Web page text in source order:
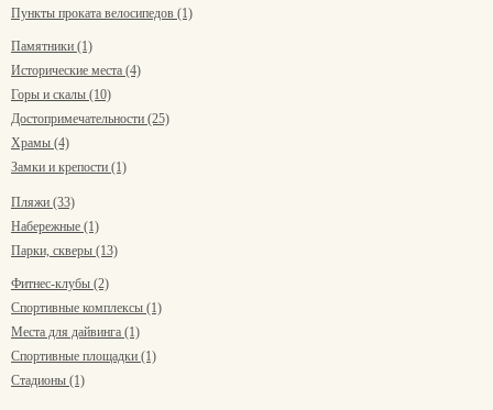
Пункты проката велосипедов (1)
Памятники (1)
Исторические места (4)
Горы и скалы (10)
Достопримечательности (25)
Храмы (4)
Замки и крепости (1)
Пляжи (33)
Набережные (1)
Парки, скверы (13)
Фитнес-клубы (2)
Спортивные комплексы (1)
Места для дайвинга (1)
Спортивные площадки (1)
Стадионы (1)